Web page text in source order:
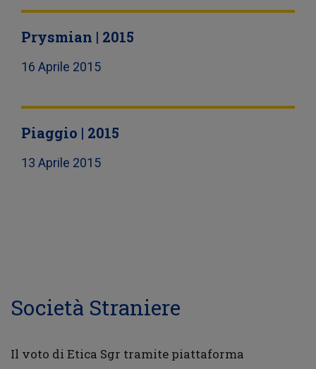
Prysmian | 2015
16 Aprile 2015
Piaggio | 2015
13 Aprile 2015
Società Straniere
Il voto di Etica Sgr tramite piattaforma